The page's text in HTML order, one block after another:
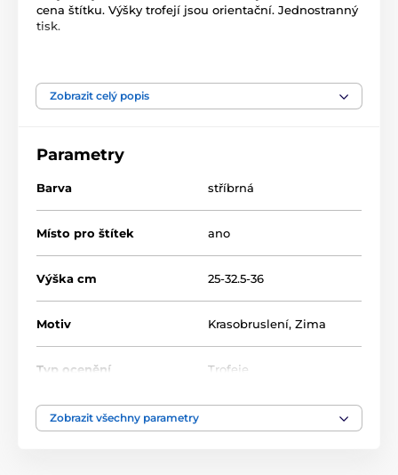
cena štítku. Výšky trofejí jsou orientační. Jednostranný
tisk.
Krasobruslení Zimní sporty
Zobrazit celý popis
Parametry
Barva stříbrná
Místo pro štítek ano
Výška cm 25-32.5-36
Motiv Krasobruslení, Zima
Typ ocenění Trofeje
Materiál
Zobrazit všechny parametry